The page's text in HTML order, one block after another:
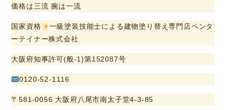
価格は三流 腕は一流
国家資格
一級塗装技能士による建物塗り替え専門店ペンタ
ーテイナー株式会社
大阪府知事許可(般-1)第152087号
0120-52-1116
〒581-0056 大阪府八尾市南太子堂4-3-85